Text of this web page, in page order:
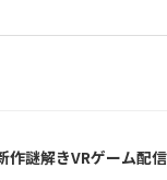
謎解きVRゲーム配信